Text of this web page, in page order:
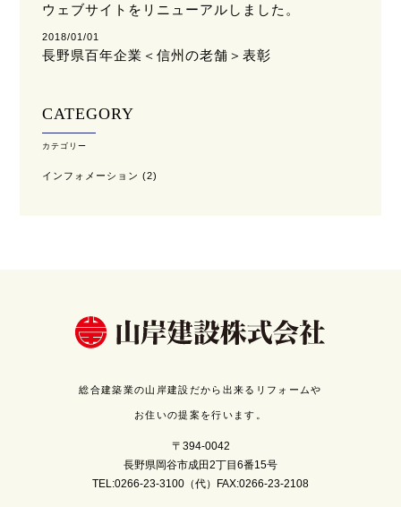
ウェブサイトをリニューアルしました。
2018/01/01
長野県百年企業＜信州の老舗＞表彰
CATEGORY
カテゴリー
インフォメーション (2)
総合建築業の山岸建設だから出来るリフォームや
お住いの提案を行います。
〒394-0042
長野県岡谷市成田2丁目6番15号
TEL:0266-23-3100（代）FAX:0266-23-2108